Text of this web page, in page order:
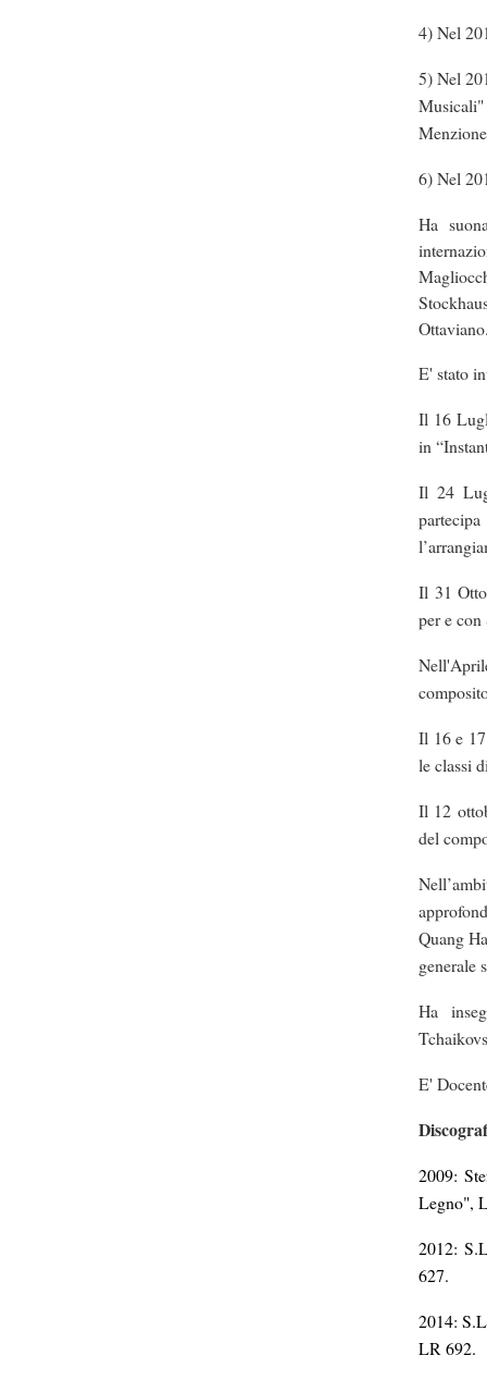
4) Nel
5) Nel
Musicali"
6) Nel
Ha
E' stato
Il 16
in
Il 24
Il 31
per e
Il 16 e
le classi
Il 12
del
Quang
generale
Ha
E'
2009:
Legno",
2012:
627.
2014:
LR 692.